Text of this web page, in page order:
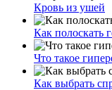
Кровь из ушей
Как полоскать
Что такое
Как выбрать